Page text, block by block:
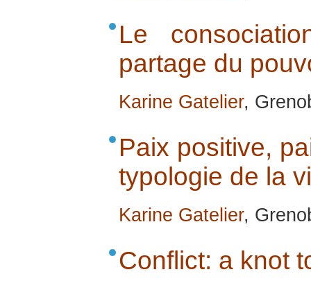
Le
partage du
Karine Gatelier,
Paix positive,
typologie de la
Karine Gatelier,
Conflict: a knot